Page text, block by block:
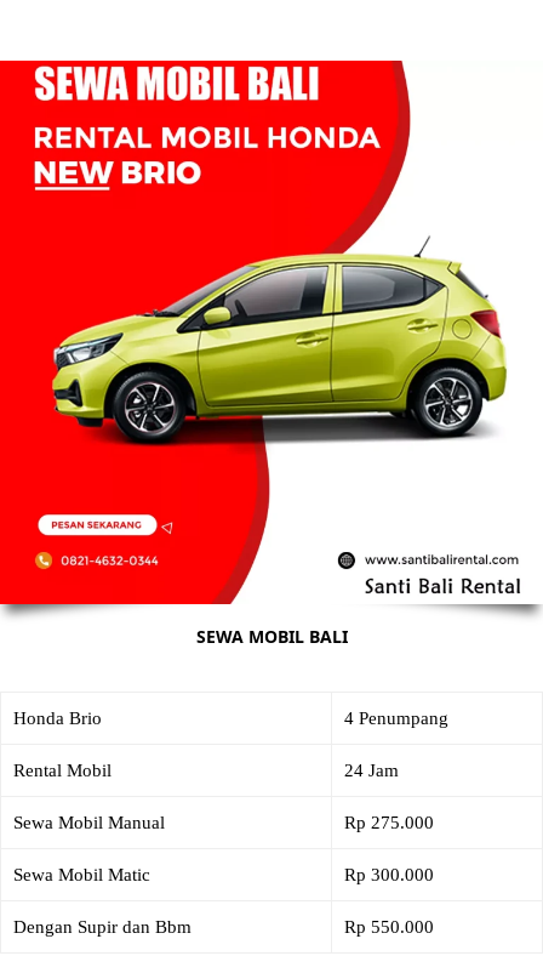
SEWA MOBIL BALI
Honda Brio 4 Penumpang
Rental Mobil 24 Jam
Sewa Mobil Manual Rp 275.000
Sewa Mobil Matic Rp 300.000
Dengan Supir dan Bbm Rp 550.000